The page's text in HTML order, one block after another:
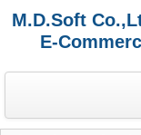
M.D.Soft
E-